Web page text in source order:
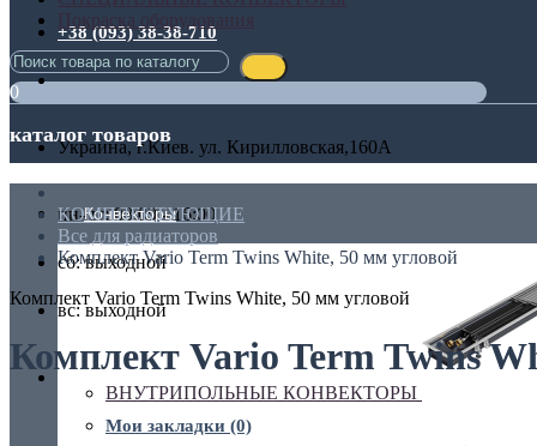
+38 (093) 38-38-710
Украина, г.Киев. ул. Кирилловская,160А
пн-пт: 08:00 - 16:00
сб: выходной
вс: выходной
Мои закладки (0)
0
каталог товаров
Конвекторы
ВНУТРИПОЛЬНЫЕ КОНВЕКТОРЫ
КОМПЛЕКТУЮЩИЕ
Все для радиаторов
Комплект Vario Term Twins White, 50 мм угловой
Комплект Vario Term Twins White, 50 мм угловой
Комплект Vario Term Twins